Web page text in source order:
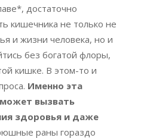
достаточно
кишечника не только не
и жизни человека, но и
без богатой флоры,
кишке. В этом-то и
Именно эта
вызвать
здоровья и даже
раны гораздо